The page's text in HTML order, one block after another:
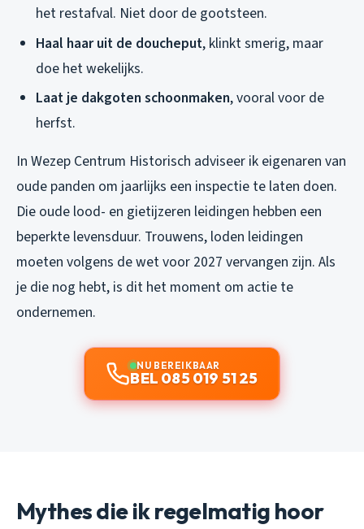
het restafval. Niet door de gootsteen.
Haal haar uit de doucheput, klinkt smerig, maar
doe het wekelijks.
Laat je dakgoten schoonmaken, vooral voor de
herfst.
In Wezep Centrum Historisch adviseer ik eigenaren van
oude panden om jaarlijks een inspectie te laten doen.
Die oude lood- en gietijzeren leidingen hebben een
beperkte levensduur. Trouwens, loden leidingen
moeten volgens de wet voor 2027 vervangen zijn. Als
je die nog hebt, is dit het moment om actie te
ondernemen.
NU BEREIKBAAR
BEL 085 019 51 25
Mythes die ik regelmatig hoor